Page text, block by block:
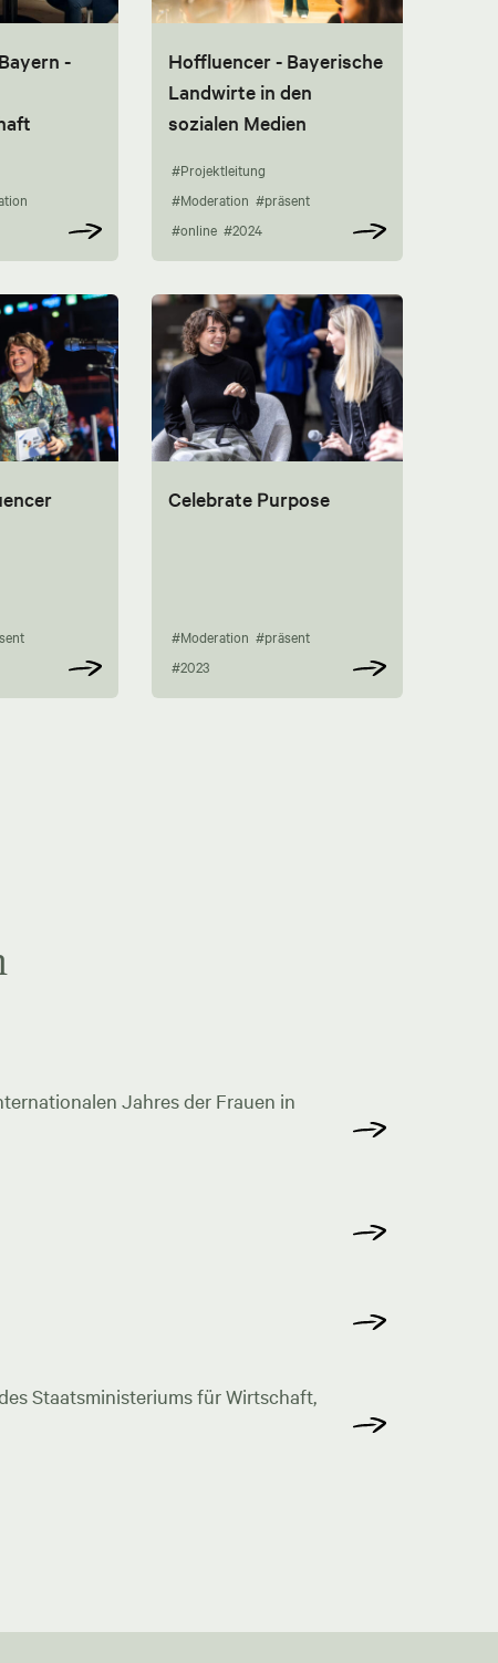
-
Hoffluencer - Bayerische
Landwirte in den
sozialen Medien
#Projektleitung
#Moderation #präsent
#online #2024
Celebrate Purpose
#Moderation #präsent
#2023
Jahres der Frauen in
Staatsministeriums für Wirtschaft,